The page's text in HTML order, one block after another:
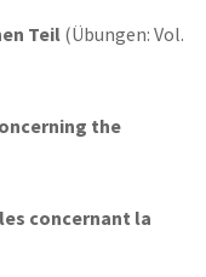
Teil (Übungen: Vol.
the
concernant la